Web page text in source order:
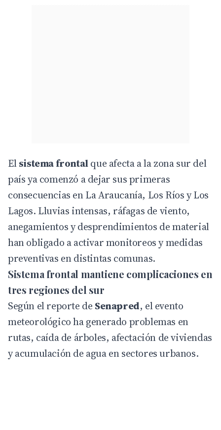
Elsistema frontalque afecta a la zona sur del
país ya comenzó a dejar sus primeras
consecuencias en La Araucanía, Los Ríos y Los
Lagos. Lluvias intensas, ráfagas de viento,
anegamientos y desprendimientos de material
han obligado a activar monitoreos y medidas
preventivas en distintas comunas.
Sistema frontal mantiene complicaciones en
tres regiones del sur
Según el reporte de Senapred, el evento
meteorológico ha generado problemas en
rutas, caída de árboles, afectación de viviendas
y acumulación de agua en sectores urbanos.